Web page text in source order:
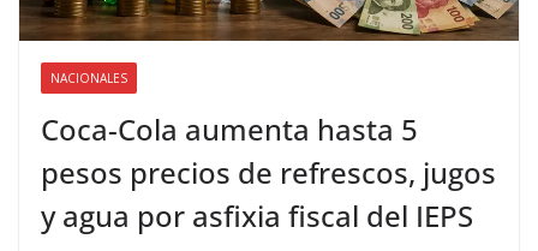
NACIONALES
Coca-Cola aumenta hasta 5
pesos precios de refrescos, jugos
y agua por asfixia fiscal del IEPS